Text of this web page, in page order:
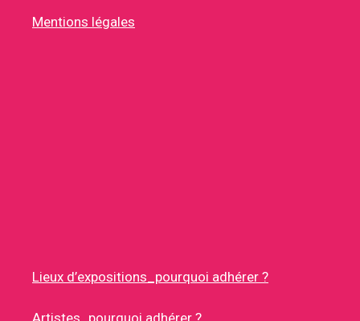
Mentions légales
Lieux d’expositions_pourquoi adhérer ?
Artistes_pourquoi adhérer ?